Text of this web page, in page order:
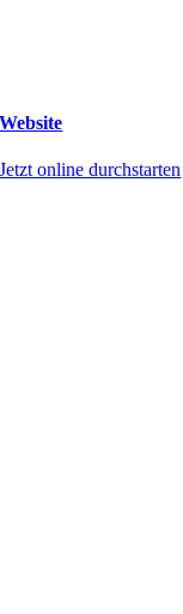
Website
Jetzt online durchstarten